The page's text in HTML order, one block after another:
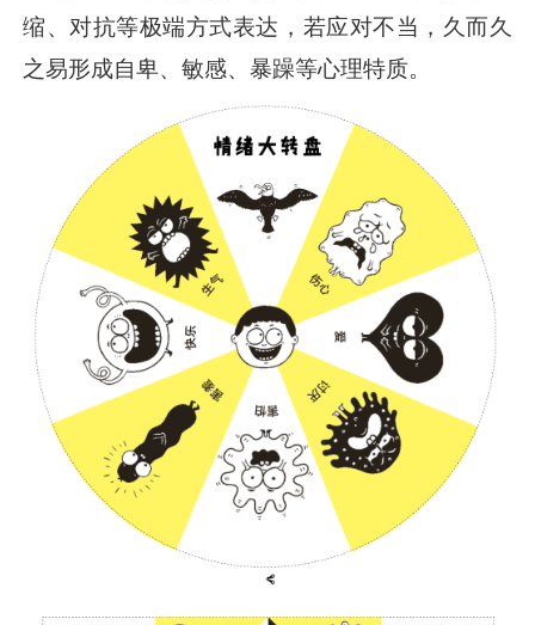
缩、对抗等极端方式表达，若应对不当，久而久
之易形成自卑、敏感、暴躁等心理特质。